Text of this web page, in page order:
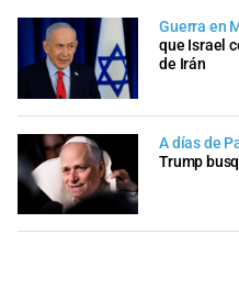
Guerra en
que Israel
de Irán
A días de
Trump